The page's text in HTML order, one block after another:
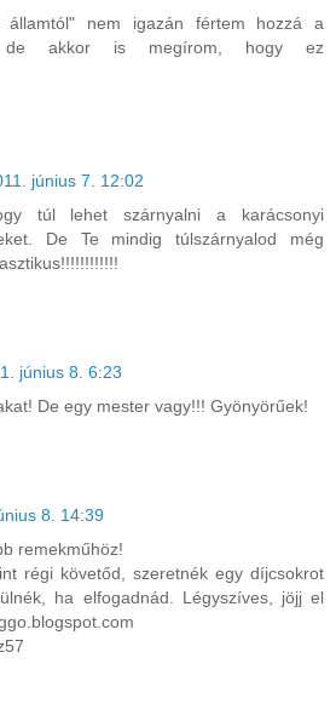
államtól" nem igazán fértem hozzá a
de akkor is megírom, hogy ez
június 7. 12:02
túl lehet szárnyalni a karácsonyi
De Te mindig túlszárnyalod még
június 8. 6:23
De egy mester vagy!!! Gyönyörűek!
8. 14:39
remekműhöz!
régi követőd, szeretnék egy díjcsokrot
ha elfogadnád. Légyszíves, jöjj el